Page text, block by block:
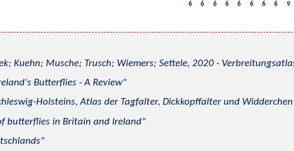
6 6 6 6 6 6 6 6 9
Kuehn; Musche; Trusch; Wiemers; Settele, 2020 -
Butterflies - A Review
Holsteins, Atlas der Tagfalter, Dickkopffalter und Widderchen
butterflies in Britain and Ireland